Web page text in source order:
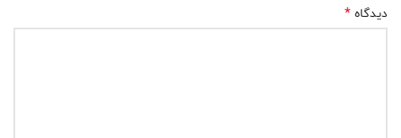
دیدگاه*